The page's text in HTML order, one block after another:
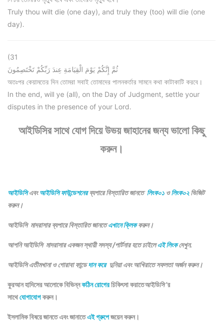
Truly thou wilt die (one day), and truly they (too) will die (one
day).
(31
ثُمَّ إِنَّكُمْ يَوْمَ الْقِيَامَةِ عِندَ رَبِّكُمْ تَخْتَصِمُونَ
অতঃপর কেয়ামতের দিন তোমরা সবাই তোমাদের পালনকর্তার সামনে কথা কাটাকাটি করবে।
In the end, will ye (all), on the Day of Judgment, settle your
disputes in the presence of your Lord.
আইডিসির সাথে যোগ দিয়ে উভয় জাহানের জন্য ভালো কিছু
করুন।
আইডিসিএবংআইডিসি ফাউন্ডেশনেরব্যপারে বিস্তারিত জানতে লিংক০১ওলিংক০২ ভিজিট
করুন।
আইডিসি মাদরাসার ব্যপারে বিস্তারিত জানতেএখানে ক্লিককরুন।
আপনি আইডিসি মাদরাসার একজন স্থায়ী সদস্য /পার্টনার হতে চাইলেএই লিংকদেখুন.
আইডিসি এতীমখানা ও গোরাবা ফান্ডেদান করে দুনিয়া এবং আখিরাতে সফলতা অর্জন করুন।
কুরআন হাদিসের আলোকে বিভিন্নকঠিন রোগেরচিকিৎসা করাতেআইডিসি‘র
সাথেযোগাযোগকরুন।
ইসলামিক বিষয়ে জানতে এবং জানাতেএই গ্রুপেজয়েন করুন।